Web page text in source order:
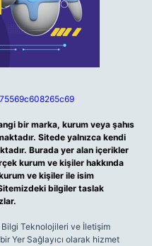
bir marka, kurum veya şahıs
Sitede yalnızca kendi
Burada yer alan içerikler
kurum ve kişiler hakkında
ve kişiler ile isim
bilgiler taslak
Bilgi Teknolojileri ve İletişim
Yer Sağlayıcı olarak hizmet